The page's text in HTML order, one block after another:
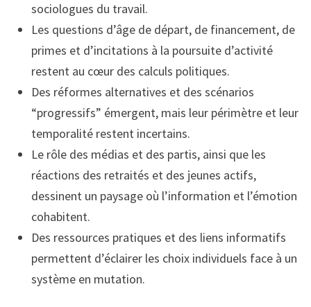
sociologues du travail.
Les questions d’âge de départ, de financement, de
primes et d’incitations à la poursuite d’activité
restent au cœur des calculs politiques.
Des réformes alternatives et des scénarios
“progressifs” émergent, mais leur périmètre et leur
temporalité restent incertains.
Le rôle des médias et des partis, ainsi que les
réactions des retraités et des jeunes actifs,
dessinent un paysage où l’information et l’émotion
cohabitent.
Des ressources pratiques et des liens informatifs
permettent d’éclairer les choix individuels face à un
système en mutation.